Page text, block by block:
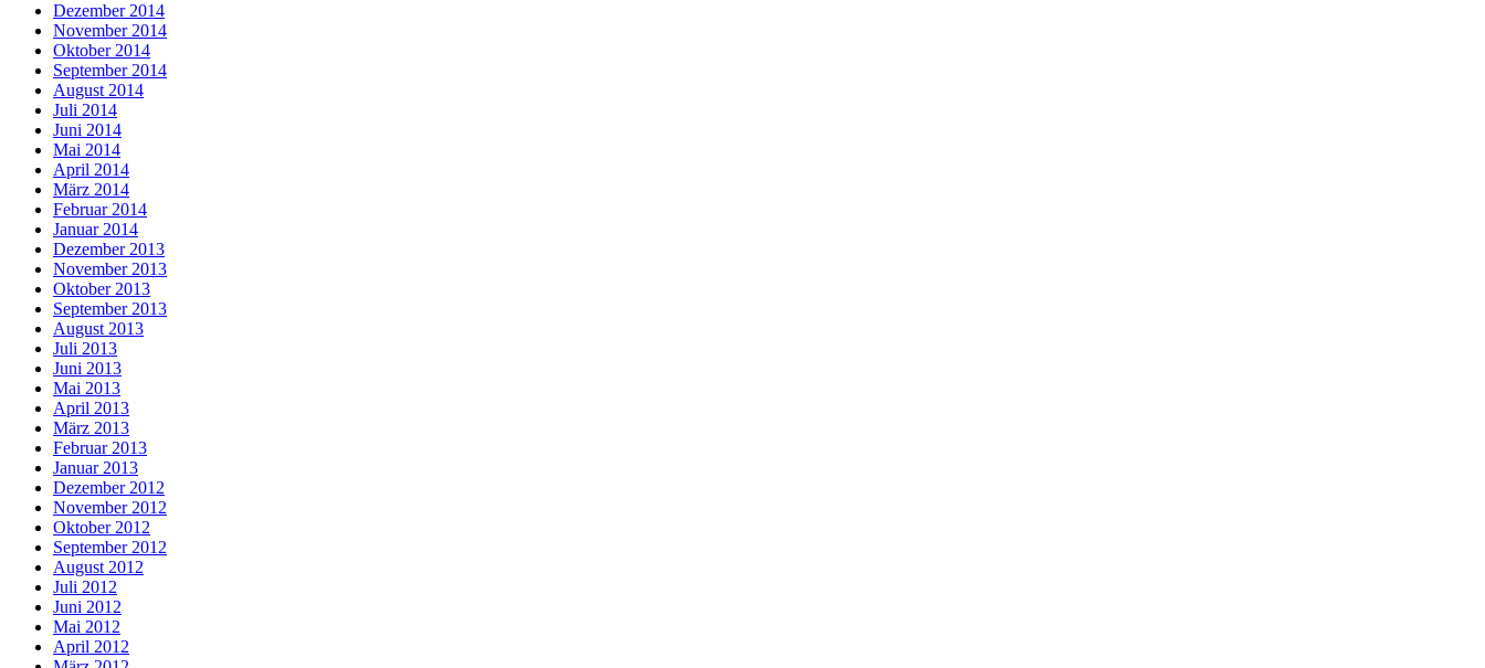
Dezember 2014
November 2014
Oktober 2014
September 2014
August 2014
Juli 2014
Juni 2014
Mai 2014
April 2014
März 2014
Februar 2014
Januar 2014
Dezember 2013
November 2013
Oktober 2013
September 2013
August 2013
Juli 2013
Juni 2013
Mai 2013
April 2013
März 2013
Februar 2013
Januar 2013
Dezember 2012
November 2012
Oktober 2012
September 2012
August 2012
Juli 2012
Juni 2012
Mai 2012
April 2012